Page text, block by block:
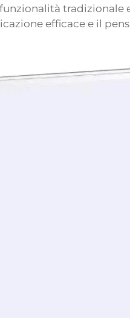
tradizionale
efficace e il